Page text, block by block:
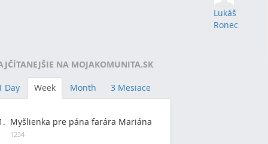
Lukáš
Ronec
NA MOJAKOMUNITA.SK
Day Week Month 3 Mesiace
Myšlienka pre pána farára Mariána
1234